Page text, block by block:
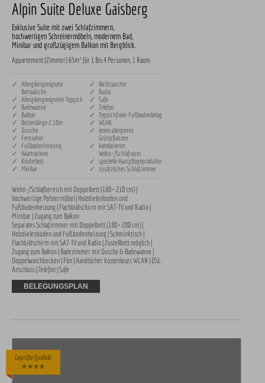
Alpin Suite Deluxe Gaisberg
Exklusive Suite mit zwei Schlafzimmern,
hochwertigen Schreinermöbeln, modernem Bad,
Minibar und großzügigem Balkon mit Bergblick.
Appartement (Zimmer) 65m² für 1 Bis 4 Personen, 1 Raum
✓ Allergikergeeignete
Bettwäsche
✓ Allergikergeeigneter Teppich
✓ Badewanne
✓ Balkon
✓ Bettenlänge 2.10m
✓ Dusche
✓ Fernseher
✓ Fußbodenheizung
✓ Haartrockner
✓ Kinderbett
✓ Minibar
✓ Nichtraucher
✓ Radio
✓ Safe
✓ Telefon
✓ Teppichfreier Fußbodenbelag
✓ WLAN
✓ keine allergenen
Grünpflanzen
✓ kombinierter
Wohn-/Schlafraum
✓ spezielle Hautpflegeprodukte
✓ zusätzliches Schlafzimmer
Wohn-/Schlafbereich mit Doppelbett (180 × 210 cm) |
hochwertige Polstermöbel | Holzdielenboden und
Fußbodenheizung | Flachbildschirm mit SAT-TV und Radio |
Minibar | Zugang zum Balkon
Separates Schlafzimmer mit Doppelbett (180 × 200 cm) |
Holzdielenboden und Fußbodenheizung | Schminktisch |
Flachbildschirm mit SAT-TV und Radio | Zustellbett möglich |
Zugang zum Balkon | Badezimmer mit Dusche & Badewanne |
Doppelwaschbecken | Fön | Handtücher kostenloses WLAN | DSL-
Anschluss | Telefon | Safe
BELEGUNGSPLAN
Geprüfte Qualität
✭✭✭✭